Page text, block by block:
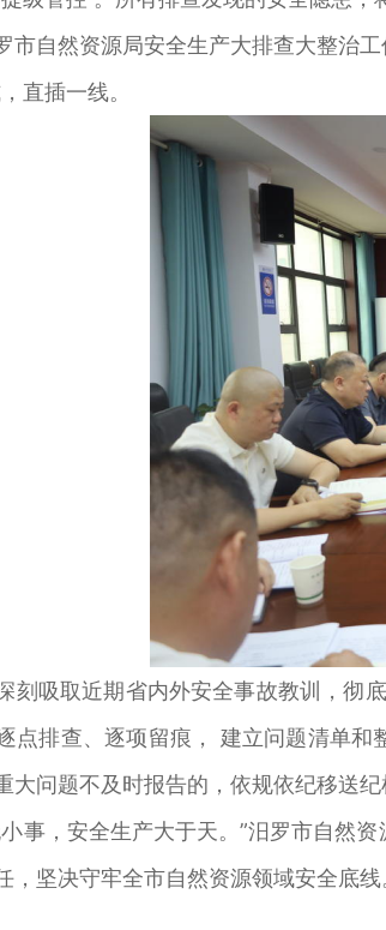
然资源局安全生产大排查大整治工
直插一线。
吸取近期省内外安全事故教训，彻底
点排查、逐项留痕， 建立问题清单
大问题不及时报告的，依规依纪移送纪
，安全生产大于天。”汨罗市自然资
，坚决守牢全市自然资源领域安全底线